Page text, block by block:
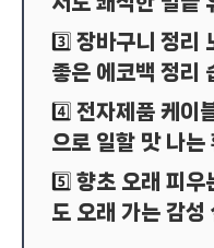
3️⃣ 장바구니 정리
좋은 에코백 정리
4️⃣ 전자제품 케이
으로 일할 맛 나는
5️⃣ 향초 오래 피우
도 오래 가는 감성